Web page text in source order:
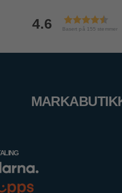
4.6 Basert på 155 stemmer